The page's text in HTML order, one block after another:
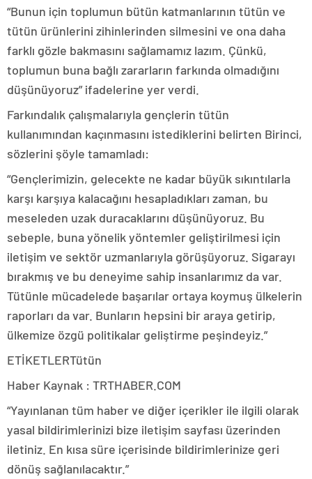
“Bunun için toplumun bütün katmanlarının tütün ve
tütün ürünlerini zihinlerinden silmesini ve ona daha
farklı gözle bakmasını sağlamamız lazım. Çünkü,
toplumun buna bağlı zararların farkında olmadığını
düşünüyoruz” ifadelerine yer verdi.
Farkındalık çalışmalarıyla gençlerin tütün
kullanımından kaçınmasını istediklerini belirten Birinci,
sözlerini şöyle tamamladı:
“Gençlerimizin, gelecekte ne kadar büyük sıkıntılarla
karşı karşıya kalacağını hesapladıkları zaman, bu
meseleden uzak duracaklarını düşünüyoruz. Bu
sebeple, buna yönelik yöntemler geliştirilmesi için
iletişim ve sektör uzmanlarıyla görüşüyoruz. Sigarayı
bırakmış ve bu deneyime sahip insanlarımız da var.
Tütünle mücadelede başarılar ortaya koymuş ülkelerin
raporları da var. Bunların hepsini bir araya getirip,
ülkemize özgü politikalar geliştirme peşindeyiz.”
ETİKETLERTütün
Haber Kaynak : TRTHABER.COM
“Yayınlanan tüm haber ve diğer içerikler ile ilgili olarak
yasal bildirimlerinizi bize iletişim sayfası üzerinden
iletiniz. En kısa süre içerisinde bildirimlerinize geri
dönüş sağlanılacaktır.”